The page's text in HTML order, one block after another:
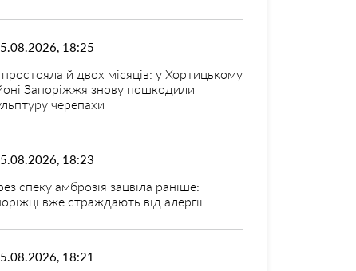
18:25
й двох місяців: у Хортицькому
Запоріжжя знову пошкодили
черепахи
18:23
спеку амброзія зацвіла раніше:
вже страждають від алергії
18:21